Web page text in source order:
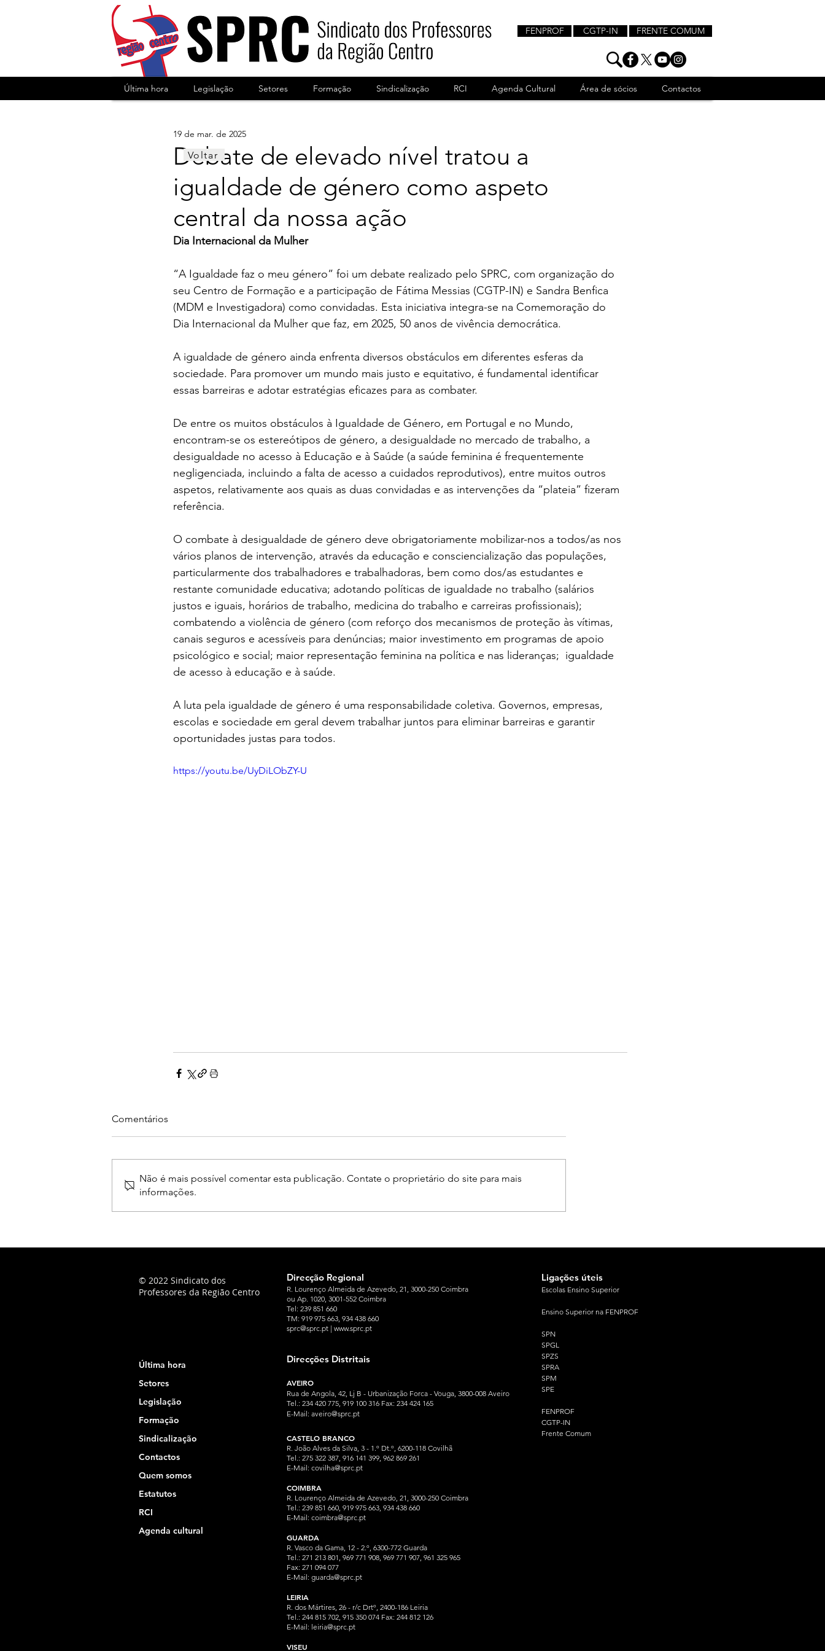
FENPROF CGTP-IN FRENTE COMUM
Última hora Legislação Setores Formação Sindicalização RCI Agenda Cultural Área de sócios Contactos
Debate de elevado nível tratou a
igualdade de género como aspeto
central da nossa ação
19 de mar. de 2025
Dia Internacional da Mulher
“A Igualdade faz o meu género” foi um debate realizado pelo SPRC, com organização do
seu Centro de Formação e a participação de Fátima Messias (CGTP-IN) e Sandra Benfica
(MDM e Investigadora) como convidadas. Esta iniciativa integra-se na Comemoração do
Dia Internacional da Mulher que faz, em 2025, 50 anos de vivência democrática.
A igualdade de género ainda enfrenta diversos obstáculos em diferentes esferas da
sociedade. Para promover um mundo mais justo e equitativo, é fundamental identificar
essas barreiras e adotar estratégias eficazes para as combater.
De entre os muitos obstáculos à Igualdade de Género, em Portugal e no Mundo,
encontram-se os estereótipos de género, a desigualdade no mercado de trabalho, a
desigualdade no acesso à Educação e à Saúde (a saúde feminina é frequentemente
negligenciada, incluindo a falta de acesso a cuidados reprodutivos), entre muitos outros
aspetos, relativamente aos quais as duas convidadas e as intervenções da “plateia” fizeram
referência.
O combate à desigualdade de género deve obrigatoriamente mobilizar-nos a todos/as nos
vários planos de intervenção, através da educação e consciencialização das populações,
particularmente dos trabalhadores e trabalhadoras, bem como dos/as estudantes e
restante comunidade educativa; adotando políticas de igualdade no trabalho (salários
justos e iguais, horários de trabalho, medicina do trabalho e carreiras profissionais);
combatendo a violência de género (com reforço dos mecanismos de proteção às vítimas,
canais seguros e acessíveis para denúncias; maior investimento em programas de apoio
psicológico e social; maior representação feminina na política e nas lideranças;  igualdade
de acesso à educação e à saúde.
A luta pela igualdade de género é uma responsabilidade coletiva. Governos, empresas,
escolas e sociedade em geral devem trabalhar juntos para eliminar barreiras e garantir
oportunidades justas para todos.
https://youtu.be/UyDiLObZY-U
Comentários
Não é mais possível comentar esta publicação. Contate o proprietário do site para mais
informações.
Voltar
© 2022 Sindicato dos
Professores da Região Centro
Direcção Regional
R. Lourenço Almeida de Azevedo, 21, 3000-250 Coimbra
ou Ap. 1020, 3001-552 Coimbra
Tel: 239 851 660
TM: 919 975 663, 934 438 660
sprc@sprc.pt | www.sprc.pt
Última hora
Setores
Legislação
Formação
Sindicalização
Contactos
Quem somos
Estatutos
RCI
Agenda cultural
Direcções Distritais
AVEIRO
Rua de Angola, 42, Lj B - Urbanização Forca - Vouga, 3800-008 Aveiro
Tel.: 234 420 775, 919 100 316 Fax: 234 424 165
E-Mail: aveiro@sprc.pt
CASTELO BRANCO
R. João Alves da Silva, 3 - 1.º Dt.º, 6200-118 Covilhã
Tel.: 275 322 387, 916 141 399, 962 869 261
E-Mail: covilha@sprc.pt
COIMBRA
R. Lourenço Almeida de Azevedo, 21, 3000-250 Coimbra
Tel.: 239 851 660, 919 975 663, 934 438 660
E-Mail: coimbra@sprc.pt
GUARDA
R. Vasco da Gama, 12 - 2.º, 6300-772 Guarda
Tel.: 271 213 801, 969 771 908, 969 771 907, 961 325 965
Fax: 271 094 077
E-Mail: guarda@sprc.pt
LEIRIA
R. dos Mártires, 26 - r/c Drtº, 2400-186 Leiria
Tel.: 244 815 702, 915 350 074 Fax: 244 812 126
E-Mail: leiria@sprc.pt
VISEU
Ligações úteis
Escolas Ensino Superior
Ensino Superior na FENPROF
SPN
SPGL
SPZS
SPRA
SPM
SPE
FENPROF
CGTP-IN
Frente Comum